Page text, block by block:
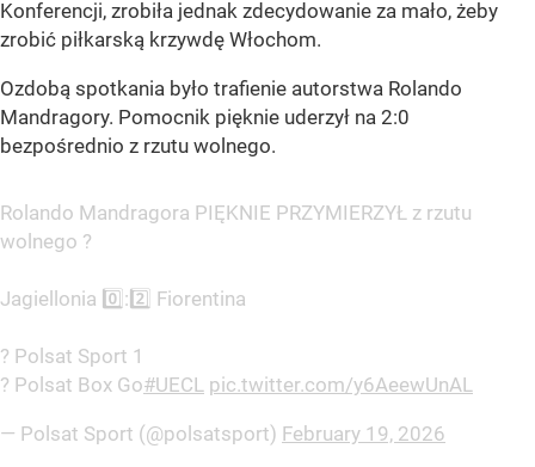
Konferencji, zrobiła jednak zdecydowanie za mało, żeby
zrobić piłkarską krzywdę Włochom.
Ozdobą spotkania było trafienie autorstwa Rolando
Mandragory. Pomocnik pięknie uderzył na 2:0
bezpośrednio z rzutu wolnego.
Rolando Mandragora PIĘKNIE PRZYMIERZYŁ z rzutu
wolnego ?
Jagiellonia 0️⃣:2️⃣ Fiorentina
? Polsat Sport 1
? Polsat Box Go#UECL pic.twitter.com/y6AeewUnAL
— Polsat Sport (@polsatsport) February 19, 2026